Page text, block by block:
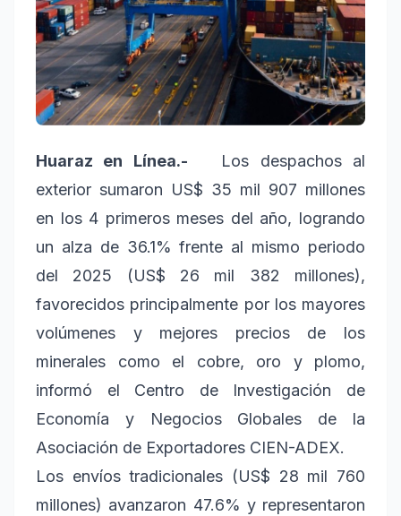
Huaraz en Línea.- Los despachos al
exterior sumaron US$ 35 mil 907 millones
en los 4 primeros meses del año, logrando
un alza de 36.1% frente al mismo periodo
del 2025 (US$ 26 mil 382 millones),
favorecidos principalmente por los mayores
volúmenes y mejores precios de los
minerales como el cobre, oro y plomo,
informó el Centro de Investigación de
Economía y Negocios Globales de la
Asociación de Exportadores CIEN-ADEX.
Los envíos tradicionales (US$ 28 mil 760
millones) avanzaron 47.6% y representaron